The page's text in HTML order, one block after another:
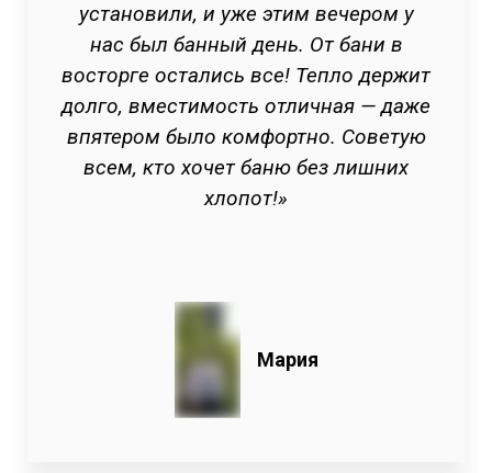
установили, и уже этим вечером у
нас был банный день. От бани в
восторге остались все! Тепло держит
долго, вместимость отличная — даже
впятером было комфортно. Советую
всем, кто хочет баню без лишних
хлопот!»
Мария